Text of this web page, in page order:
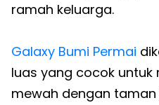
ramah keluarga.
Galaxy Bumi Permai
luas yang cocok
mewah dengan